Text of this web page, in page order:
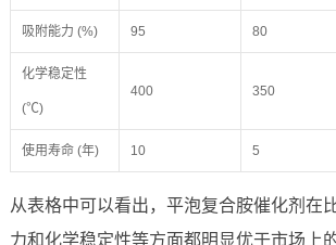
吸附能力 (%) 95 80
化学稳定性
(℃)
400 350
使用寿命 (年) 10 5
从表格中可以看出，平泡复合胺催化剂在
力和化学稳定性等方面都明显优于市场上